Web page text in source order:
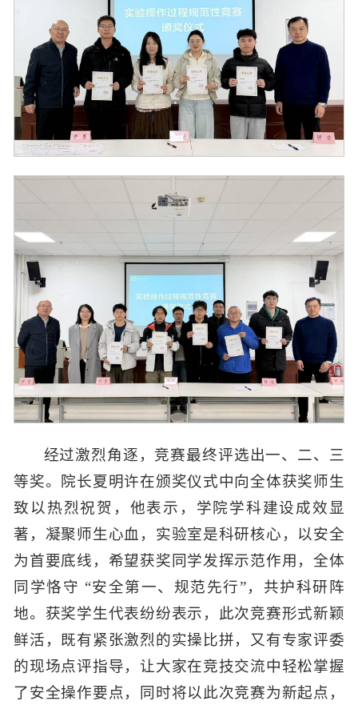
经过激烈角逐，竞赛最终评选出一、二、三
等奖。院长夏明许在颁奖仪式中向全体获奖师生
致以热烈祝贺，他表示，学院学科建设成效显
著，凝聚师生心血，实验室是科研核心，以安全
为首要底线，希望获奖同学发挥示范作用，全体
同学恪守 “安全第一、规范先行”，共护科研阵
地。获奖学生代表纷纷表示，此次竞赛形式新颖
鲜活，既有紧张激烈的实操比拼，又有专家评委
的现场点评指导，让大家在竞技交流中轻松掌握
了安全操作要点，同时将以此次竞赛为新起点，